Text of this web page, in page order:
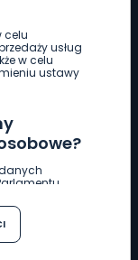
celu
usług
w celu
ustawy
z
uchylenia